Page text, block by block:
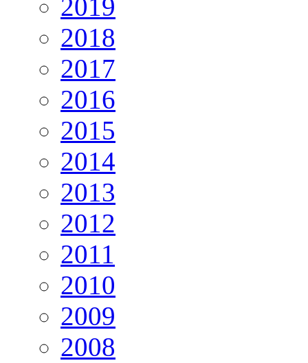
2019
2018
2017
2016
2015
2014
2013
2012
2011
2010
2009
2008